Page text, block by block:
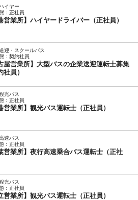
イヤー
：正社員
営業所】ハイヤードライバー（正社員）
迎・スクールバス
：契約社員
屋営業所】大型バスの企業送迎運転士募集
社員）
光バス
：正社員
営業所】観光バス運転士（正社員）
速バス
：正社員
営業所】夜行高速乗合バス運転士（正社
光バス
：正社員
営業所】観光バス運転士（正社員）